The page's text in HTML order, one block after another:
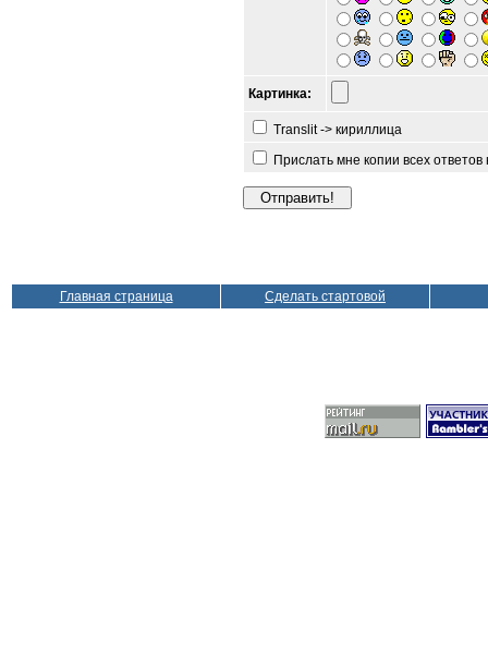
Картинка:
Translit -> кириллица
Прислать мне копии всех
Главная страница Сделать стартовой